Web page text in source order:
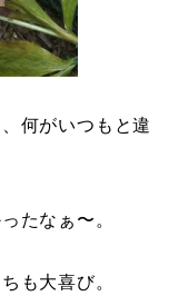
何がいつもと違
たなぁ〜。
も大喜び。